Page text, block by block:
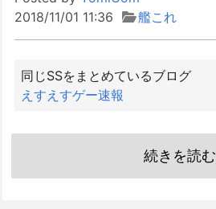
2018/11/01 11:36
艦これ
同じSSをまとめているブログ
えすえすゲー速報
続きを読む